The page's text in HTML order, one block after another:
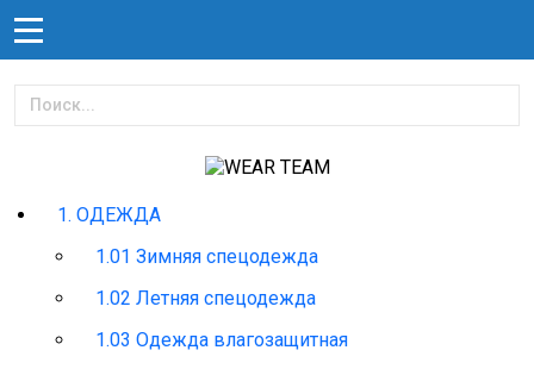
1. ОДЕЖДА
1.01 Зимняя спецодежда
1.02 Летняя спецодежда
1.03 Одежда влагозащитная